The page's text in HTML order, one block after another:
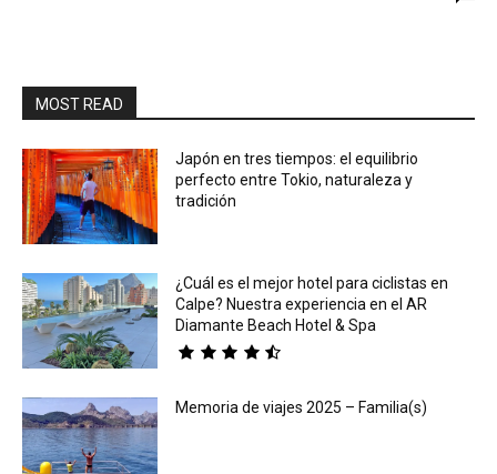
MOST READ
Japón en tres tiempos: el equilibrio
perfecto entre Tokio, naturaleza y
tradición
¿Cuál es el mejor hotel para ciclistas en
Calpe? Nuestra experiencia en el AR
Diamante Beach Hotel & Spa
Memoria de viajes 2025 – Familia(s)